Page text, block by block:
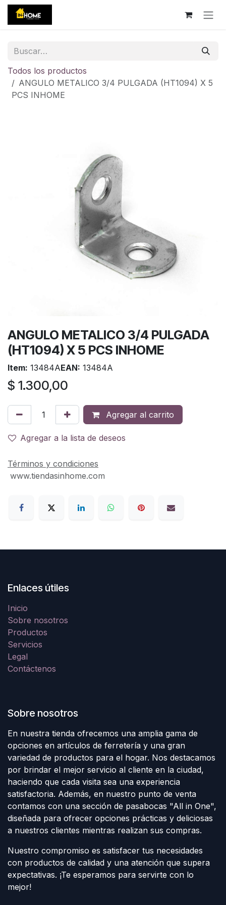
Ir al contenido
Todos los productos
ANGULO METALICO 3/4 PULGADA (HT1094) X 5
PCS INHOME
ANGULO METALICO 3/4 PULGADA
(HT1094) X 5 PCS INHOME
Item: 13484AEAN: 13484A
$ 1.300,00
Agregar al carrito
Agregar a la lista de deseos
Términos y condiciones
www.tiendasinhome.com
Enlaces útiles
Inicio
Sobre nosotros
Productos
Servicios
Legal
Contáctenos
Sobre nosotros
En nuestra tienda ofrecemos una amplia gama de
opciones en artículos de ferretería y una gran
variedad de productos para el hogar. Nos destacamos
por brindar el mejor servicio al cliente en la ciudad,
haciendo que cada visita sea una experiencia
satisfactoria. Además, en nuestro punto de venta
contamos con una sección de pasabocas "All in One",
diseñada para ofrecer opciones prácticas y deliciosas
a nuestros clientes mientras realizan sus compras.
Nuestro compromiso es satisfacer tus necesidades
con productos de calidad y una atención que supera
expectativas. ¡Te esperamos para servirte con lo
mejor!